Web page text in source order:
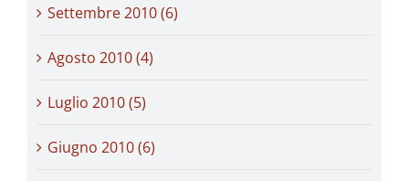
Settembre 2010 (6)
Agosto 2010 (4)
Luglio 2010 (5)
Giugno 2010 (6)